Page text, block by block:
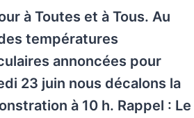
à Toutes et à Tous. Au
températures
annoncées pour
23 juin nous décalons la
à 10 h. Rappel : Le